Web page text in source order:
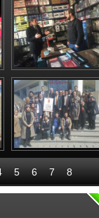
Recep Aydın ve ekibi
geceli gündüzlü
çalışıyor
Palandöken İlçe
Başkanlığından 15
Temmuz kahraman
kadınlar sergisi
5 6 7 8